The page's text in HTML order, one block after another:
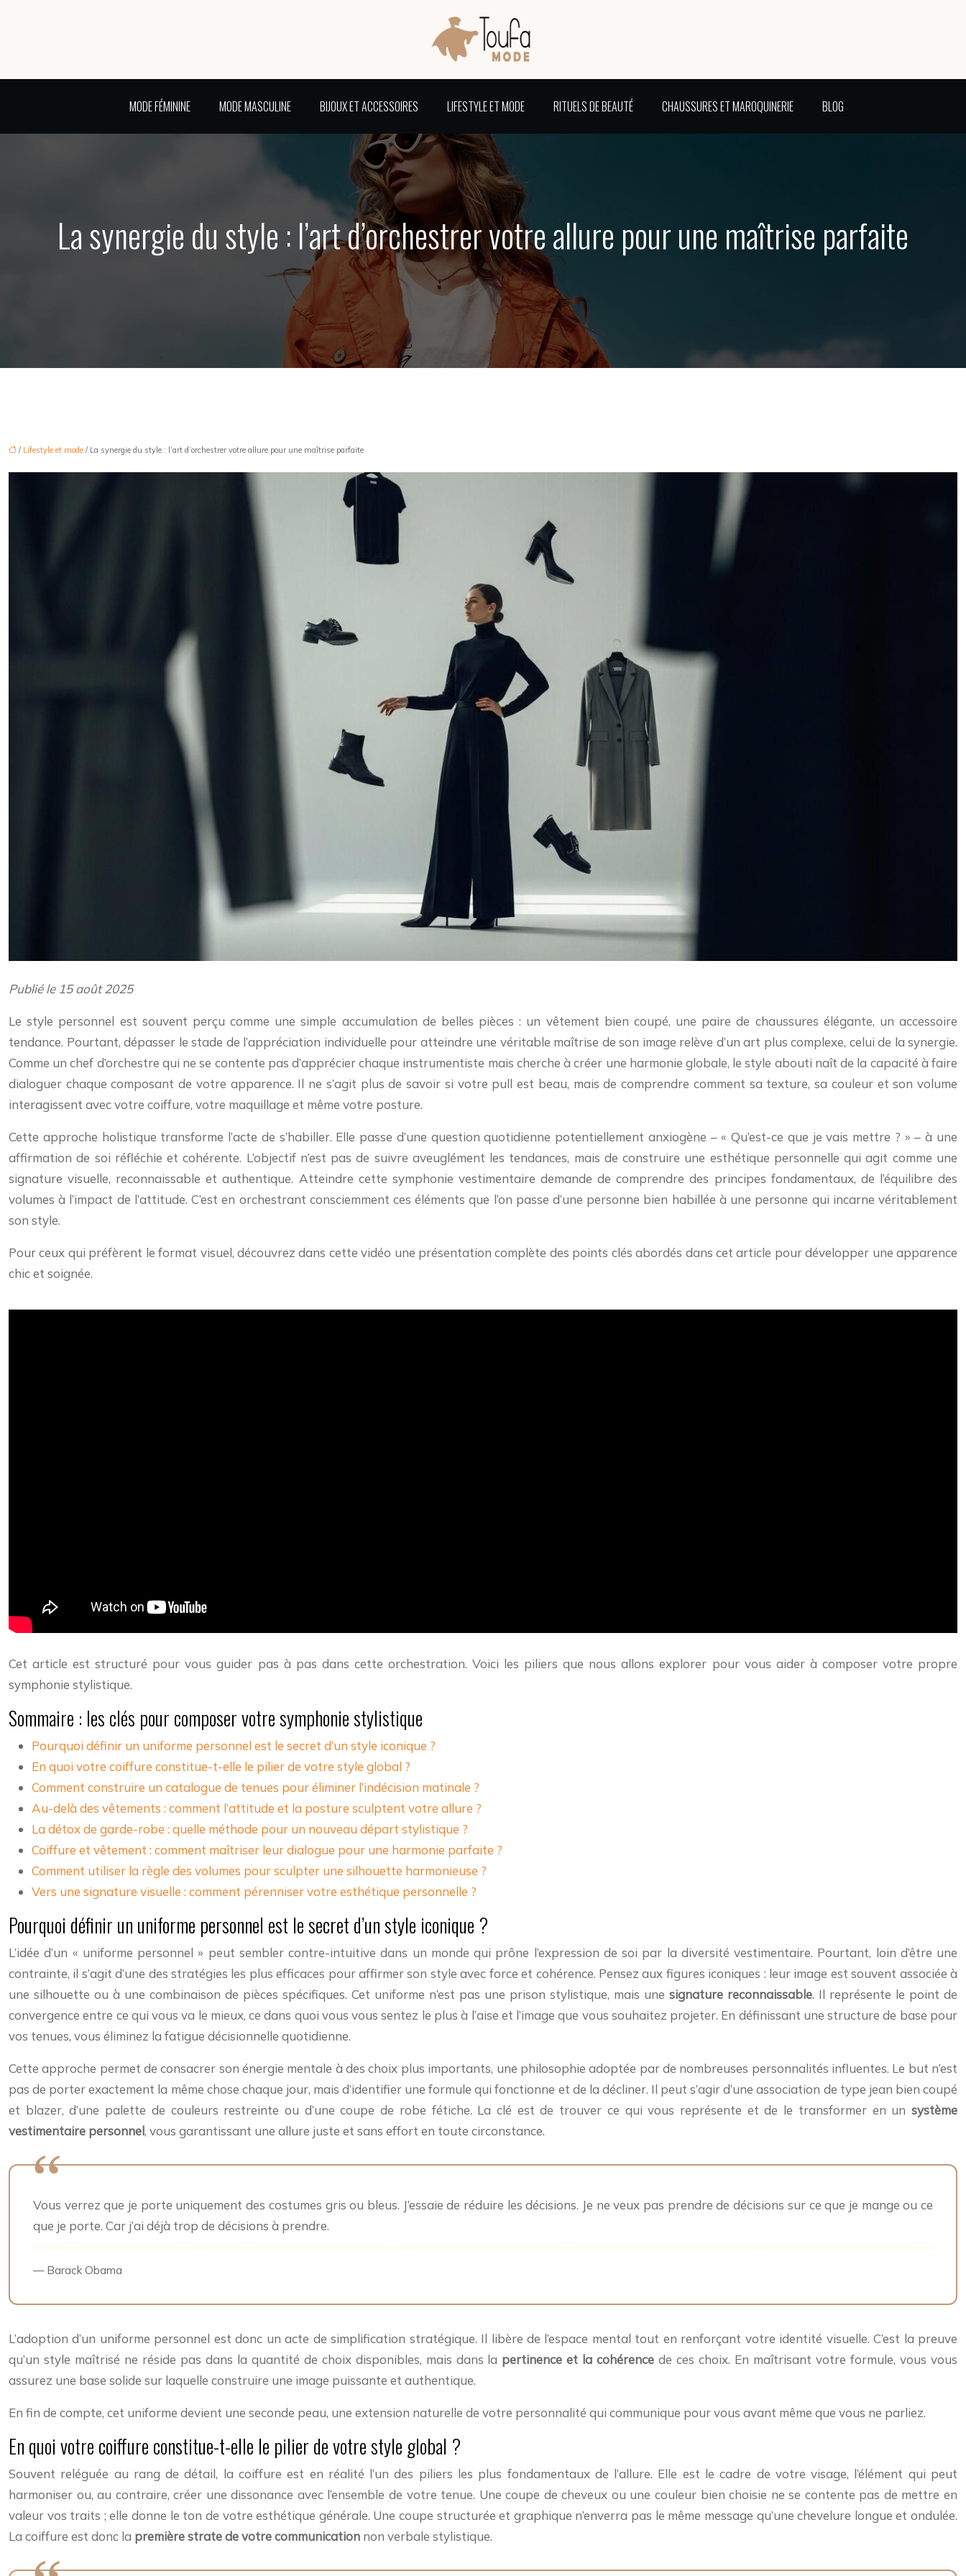
MODE FÉMININE MODE MASCULINE BIJOUX ET ACCESSOIRES LIFESTYLE ET MODE RITUELS DE BEAUTÉ CHAUSSURES ET MAROQUINERIE BLOG
La synergie du style : l’art d’orchestrer votre allure pour une maîtrise parfaite
/ Lifestyle et mode / La synergie du style : l’art d’orchestrer votre allure pour une maîtrise parfaite
Publié le 15 août 2025
Le style personnel est souvent perçu comme une simple accumulation de belles pièces : un vêtement bien coupé, une paire de chaussures élégante, un accessoire
tendance. Pourtant, dépasser le stade de l’appréciation individuelle pour atteindre une véritable maîtrise de son image relève d’un art plus complexe, celui de la synergie.
Comme un chef d’orchestre qui ne se contente pas d’apprécier chaque instrumentiste mais cherche à créer une harmonie globale, le style abouti naît de la capacité à faire
dialoguer chaque composant de votre apparence. Il ne s’agit plus de savoir si votre pull est beau, mais de comprendre comment sa texture, sa couleur et son volume
interagissent avec votre coiffure, votre maquillage et même votre posture.
Cette approche holistique transforme l’acte de s’habiller. Elle passe d’une question quotidienne potentiellement anxiogène – « Qu’est-ce que je vais mettre ? » – à une
affirmation de soi réfléchie et cohérente. L’objectif n’est pas de suivre aveuglément les tendances, mais de construire une esthétique personnelle qui agit comme une
signature visuelle, reconnaissable et authentique. Atteindre cette symphonie vestimentaire demande de comprendre des principes fondamentaux, de l’équilibre des
volumes à l’impact de l’attitude. C’est en orchestrant consciemment ces éléments que l’on passe d’une personne bien habillée à une personne qui incarne véritablement
son style.
Pour ceux qui préfèrent le format visuel, découvrez dans cette vidéo une présentation complète des points clés abordés dans cet article pour développer une apparence
chic et soignée.
Cet article est structuré pour vous guider pas à pas dans cette orchestration. Voici les piliers que nous allons explorer pour vous aider à composer votre propre
symphonie stylistique.
Sommaire : les clés pour composer votre symphonie stylistique
Pourquoi définir un uniforme personnel est le secret d’un style iconique ?
En quoi votre coiffure constitue-t-elle le pilier de votre style global ?
Comment construire un catalogue de tenues pour éliminer l’indécision matinale ?
Au-delà des vêtements : comment l’attitude et la posture sculptent votre allure ?
La détox de garde-robe : quelle méthode pour un nouveau départ stylistique ?
Coiffure et vêtement : comment maîtriser leur dialogue pour une harmonie parfaite ?
Comment utiliser la règle des volumes pour sculpter une silhouette harmonieuse ?
Vers une signature visuelle : comment pérenniser votre esthétique personnelle ?
Pourquoi définir un uniforme personnel est le secret d’un style iconique ?
L’idée d’un « uniforme personnel » peut sembler contre-intuitive dans un monde qui prône l’expression de soi par la diversité vestimentaire. Pourtant, loin d’être une
contrainte, il s’agit d’une des stratégies les plus efficaces pour affirmer son style avec force et cohérence. Pensez aux figures iconiques : leur image est souvent associée à
une silhouette ou à une combinaison de pièces spécifiques. Cet uniforme n’est pas une prison stylistique, mais une signature reconnaissable. Il représente le point de
convergence entre ce qui vous va le mieux, ce dans quoi vous vous sentez le plus à l’aise et l’image que vous souhaitez projeter. En définissant une structure de base pour
vos tenues, vous éliminez la fatigue décisionnelle quotidienne.
Cette approche permet de consacrer son énergie mentale à des choix plus importants, une philosophie adoptée par de nombreuses personnalités influentes. Le but n’est
pas de porter exactement la même chose chaque jour, mais d’identifier une formule qui fonctionne et de la décliner. Il peut s’agir d’une association de type jean bien coupé
et blazer, d’une palette de couleurs restreinte ou d’une coupe de robe fétiche. La clé est de trouver ce qui vous représente et de le transformer en un système
vestimentaire personnel, vous garantissant une allure juste et sans effort en toute circonstance.
Vous verrez que je porte uniquement des costumes gris ou bleus. J’essaie de réduire les décisions. Je ne veux pas prendre de décisions sur ce que je mange ou ce
que je porte. Car j’ai déjà trop de décisions à prendre.
— Barack Obama
L’adoption d’un uniforme personnel est donc un acte de simplification stratégique. Il libère de l’espace mental tout en renforçant votre identité visuelle. C’est la preuve
qu’un style maîtrisé ne réside pas dans la quantité de choix disponibles, mais dans la pertinence et la cohérence de ces choix. En maîtrisant votre formule, vous vous
assurez une base solide sur laquelle construire une image puissante et authentique.
En fin de compte, cet uniforme devient une seconde peau, une extension naturelle de votre personnalité qui communique pour vous avant même que vous ne parliez.
En quoi votre coiffure constitue-t-elle le pilier de votre style global ?
Souvent reléguée au rang de détail, la coiffure est en réalité l’un des piliers les plus fondamentaux de l’allure. Elle est le cadre de votre visage, l’élément qui peut
harmoniser ou, au contraire, créer une dissonance avec l’ensemble de votre tenue. Une coupe de cheveux ou une couleur bien choisie ne se contente pas de mettre en
valeur vos traits ; elle donne le ton de votre esthétique générale. Une coupe structurée et graphique n’enverra pas le même message qu’une chevelure longue et ondulée.
La coiffure est donc la première strate de votre communication non verbale stylistique.